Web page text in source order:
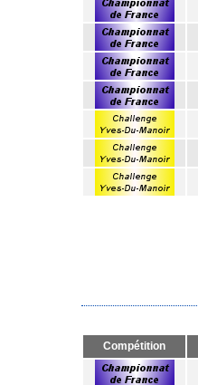
Compétition